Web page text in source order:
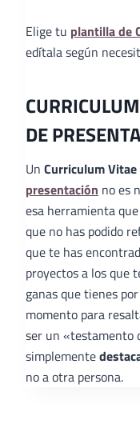
Elige tu plantilla de
edítala según
DE
Un Curriculum Vitae
presentación no es
esa herramienta
que no has podido
que te has
proyectos a los que
ganas que tienes
momento para
ser un «testamento
simplemente
no a otra persona.